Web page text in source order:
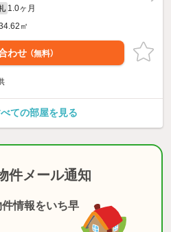
1.0ヶ月
㎡
わせ （無料）
ての部屋を見る
件メール通知
情報をいち早